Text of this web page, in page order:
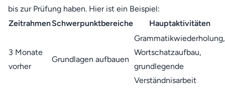
bis zur Prüfung haben. Hier ist ein Beispiel:
ZeitrahmenSchwerpunktbereiche Hauptaktivitäten
3 Monate
vorher
Grundlagen aufbauen
Grammatikwiederholung,
Wortschatzaufbau,
grundlegende
Verständnisarbeit